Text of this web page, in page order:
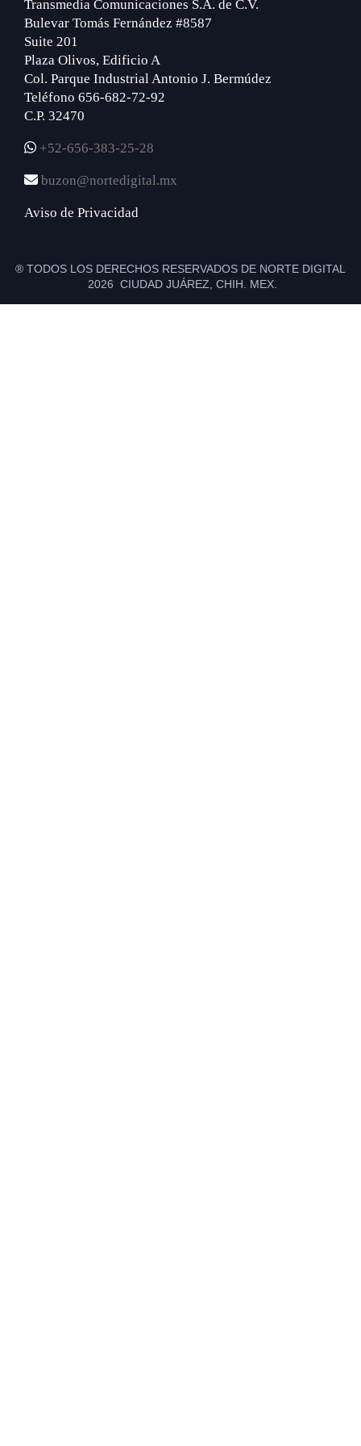
Transmedia Comunicaciones S.A. de C.V.
Bulevar Tomás Fernández #8587
Suite 201
Plaza Olivos, Edificio A
Col. Parque Industrial Antonio J. Bermúdez
Teléfono 656-682-72-92
C.P. 32470
+52-656-383-25-28
buzon@nortedigital.mx
Aviso de Privacidad
® TODOS LOS DERECHOS RESERVADOS DE NORTE DIGITAL
2026 CIUDAD JUÁREZ, CHIH. MEX.